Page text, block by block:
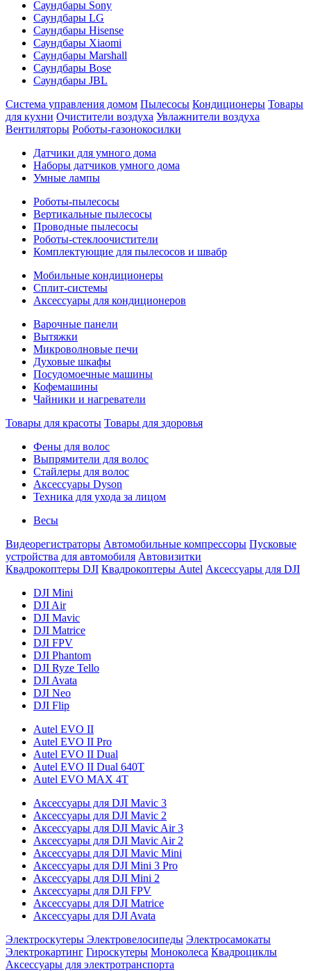
Саундбары Sony
Саундбары LG
Саундбары Hisense
Саундбары Xiaomi
Саундбары Marshall
Саундбары Bose
Саундбары JBL
Система управления домом Пылесосы Кондиционеры Товары
для кухни Очистители воздуха Увлажнители воздуха
Вентиляторы Роботы-газонокосилки
Датчики для умного дома
Наборы датчиков умного дома
Умные лампы
Роботы-пылесосы
Вертикальные пылесосы
Проводные пылесосы
Роботы-стеклоочистители
Комплектующие для пылесосов и швабр
Мобильные кондиционеры
Сплит-системы
Аксессуары для кондиционеров
Варочные панели
Вытяжки
Микроволновые печи
Духовые шкафы
Посудомоечные машины
Кофемашины
Чайники и нагреватели
Товары для красоты Товары для здоровья
Фены для волос
Выпрямители для волос
Стайлеры для волос
Аксессуары Dyson
Техника для ухода за лицом
Весы
Видеорегистраторы Автомобильные компрессоры Пусковые
устройства для автомобиля Автовизитки
Квадрокоптеры DJI Квадрокоптеры Autel Аксессуары для DJI
DJI Mini
DJI Air
DJI Mavic
DJI Matrice
DJI FPV
DJI Phantom
DJI Ryze Tello
DJI Avata
DJI Neo
DJI Flip
Autel EVO II
Autel EVO II Pro
Autel EVO II Dual
Autel EVO II Dual 640T
Autel EVO MAX 4T
Аксессуары для DJI Mavic 3
Аксессуары для DJI Mavic 2
Аксессуары для DJI Mavic Air 3
Аксессуары для DJI Mavic Air 2
Аксессуары для DJI Mavic Mini
Аксессуары для DJI Mini 3 Pro
Аксессуары для DJI Mini 2
Аксессуары для DJI FPV
Аксессуары для DJI Matrice
Аксессуары для DJI Avata
Электроскутеры Электровелосипеды Электросамокаты
Электрокартинг Гироскутеры Моноколеса Квадроциклы
Аксессуары для электротранспорта